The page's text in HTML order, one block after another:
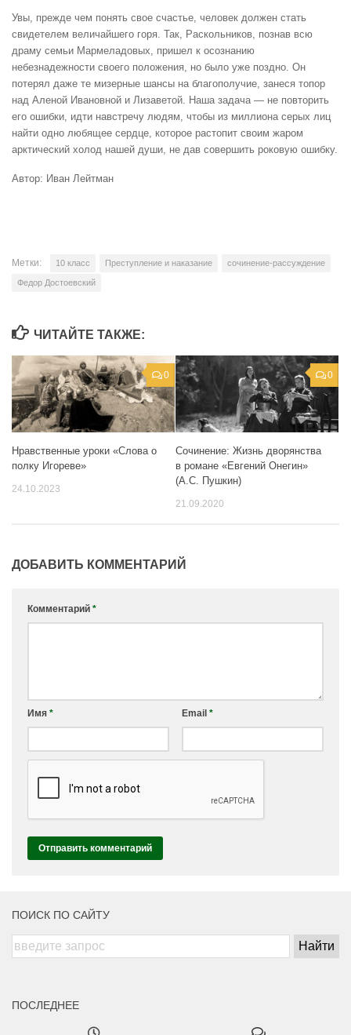
Увы, прежде чем понять свое счастье, человек должен стать
свидетелем величайшего горя. Так, Раскольников, познав всю
драму семьи Мармеладовых, пришел к осознанию
небезнадежности своего положения, но было уже поздно. Он
потерял даже те мизерные шансы на благополучие, занеся топор
над Аленой Ивановной и Лизаветой. Наша задача — не повторить
его ошибки, идти навстречу людям, чтобы из миллиона серых лиц
найти одно любящее сердце, которое растопит своим жаром
арктический холод нашей души, не дав совершить роковую ошибку.
Автор: Иван Лейтман
Метки: 10 класс Преступление и наказание сочинение-рассуждение
Федор Достоевский
ЧИТАЙТЕ ТАКЖЕ:
0
Нравственные уроки «Слова о
полку Игореве»
24.10.2023
0
Сочинение: Жизнь дворянства
в романе «Евгений Онегин»
(А.С. Пушкин)
21.09.2020
ДОБАВИТЬ КОММЕНТАРИЙ
Комментарий *
Имя * Email *
ПОИСК ПО САЙТУ
ПОСЛЕДНЕЕ